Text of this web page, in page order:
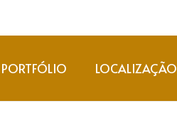
PORTFÓLIO LOCALIZAÇÃO